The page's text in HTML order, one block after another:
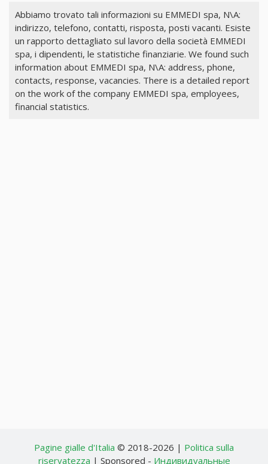
Abbiamo trovato tali informazioni su EMMEDI spa, N\A:
indirizzo, telefono, contatti, risposta, posti vacanti. Esiste
un rapporto dettagliato sul lavoro della società EMMEDI
spa, i dipendenti, le statistiche finanziarie. We found such
information about EMMEDI spa, N\A: address, phone,
contacts, response, vacancies. There is a detailed report
on the work of the company EMMEDI spa, employees,
financial statistics.
Pagine gialle d'Italia © 2018-2026 | Politica sulla
riservatezza | Sponsored - Индивидуальные